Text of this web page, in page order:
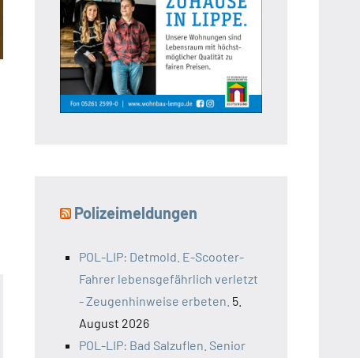
Polizeimeldungen
POL-LIP: Detmold. E-Scooter-
Fahrer lebensgefährlich verletzt
- Zeugenhinweise erbeten. 5.
August 2026
POL-LIP: Bad Salzuflen. Senior